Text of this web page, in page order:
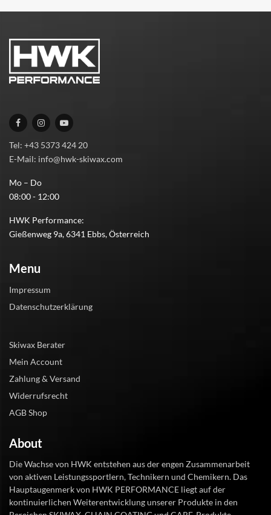
Tel: +43 5373 424 20
E-Mail: info@hwk-skiwax.com
Mo – Do
08:00 - 12:00
HWK Performance:
Gießenweg 9a, 6341 Ebbs, Österreich
Menu
Impressum
Datenschutzerklärung
Skiwax Berater
Mein Account
Zahlung & Versand
Widerrufsrecht
AGB Shop
About
Die Wachse von HWK entstehen aus der engen Zusammenarbeit
von aktiven Leistungssportlern, Technikern und Chemikern. Das
Hauptaugenmerk von HWK PERFORMANCE liegt auf der
kontinuierlichen Weiterentwicklung unserer Produkte in den